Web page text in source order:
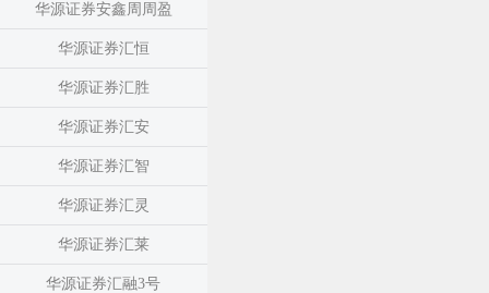
华源证券安鑫周周盈
华源证券汇恒
华源证券汇胜
华源证券汇安
华源证券汇智
华源证券汇灵
华源证券汇莱
华源证券汇融3号